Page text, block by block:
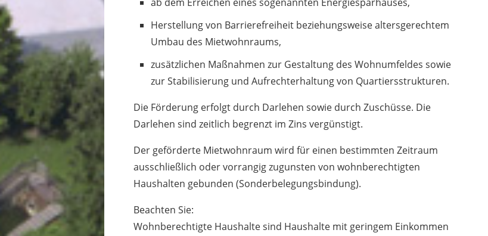
Herstellung von Barrierefreiheit beziehungsweise altersgerechtem
Umbau des Mietwohnraums,
zusätzlichen Maßnahmen zur Gestaltung des Wohnumfeldes sowie
zur Stabilisierung und Aufrechterhaltung von Quartiersstrukturen.
Die Förderung erfolgt durch Darlehen sowie durch Zuschüsse. Die
Darlehen sind zeitlich begrenzt im Zins vergünstigt.
Der geförderte Mietwohnraum wird für einen bestimmten Zeitraum
ausschließlich oder vorrangig zugunsten von wohnberechtigten
Haushalten gebunden (Sonderbelegungsbindung).
Beachten Sie:
Wohnberechtigte Haushalte sind Haushalte mit geringem Einkommen